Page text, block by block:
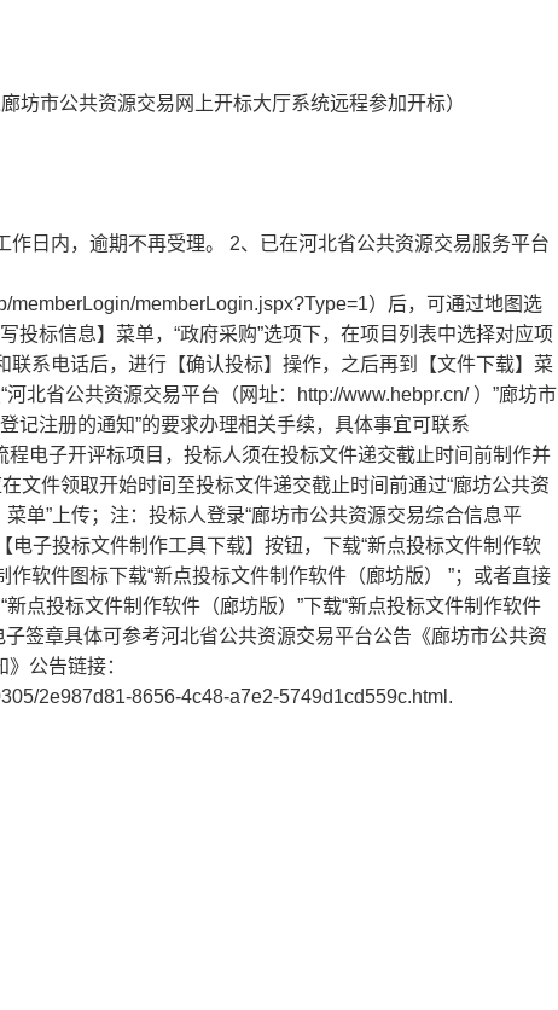
坊市公共资源交易网上开标大厅系统远程参加开标）
日内，逾期不再受理。 2、已在河北省公共资源交易服务平台
memberLogin/memberLogin.jspx?Type=1）后，可通过地图选
投标信息】菜单，“政府采购”选项下，在项目列表中选择对应项
系电话后，进行【确认投标】操作，之后再到【文件下载】菜
北省公共资源交易平台（网址：http://www.hebpr.cn/ ）”廊坊市
记注册的通知”的要求办理相关手续，具体事宜可联系
电子开评标项目，投标人须在投标文件递交截止时间前制作并
文件领取开始时间至投标文件递交截止时间前通过“廊坊公共资
单”上传；注：投标人登录“廊坊市公共资源交易综合信息平
子投标文件制作工具下载】按钮，下载“新点投标文件制作软
软件图标下载“新点投标文件制作软件（廊坊版） ”；或者直接
点投标文件制作软件（廊坊版）”下载“新点投标文件制作软件
签章具体可参考河北省公共资源交易平台公告《廊坊市公共资
公告链接：
2e987d81-8656-4c48-a7e2-5749d1cd559c.html.